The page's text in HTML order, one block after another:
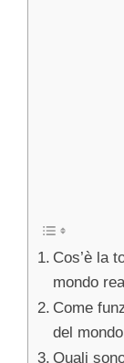
Cos’è la
mondo
Come
del
Quali